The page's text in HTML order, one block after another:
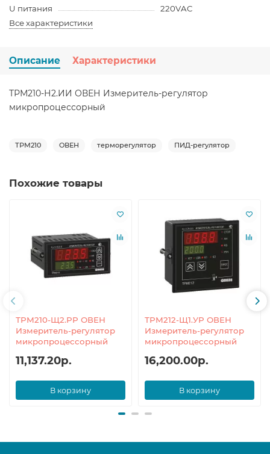
U питания
220VAC
Все характеристики
Описание Характеристики
ТРМ210-Н2.ИИ ОВЕН Измеритель-регулятор
микропроцессорный
ТРМ210 ОВЕН терморегулятор ПИД-регулятор
Похожие товары
ТРМ210-Щ2.РР ОВЕН
Измеритель-регулятор
микропроцессорный
11,137.20р.
В корзину
ТРМ212-Щ1.УР ОВЕН
Измеритель-регулятор
микропроцессорный
16,200.00р.
В корзину